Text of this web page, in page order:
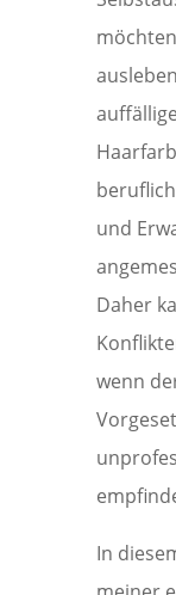
und
Daher
wenn
In